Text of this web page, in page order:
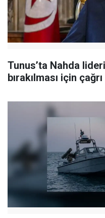
Tunus’ta Nahda
bırakılması için çağrı